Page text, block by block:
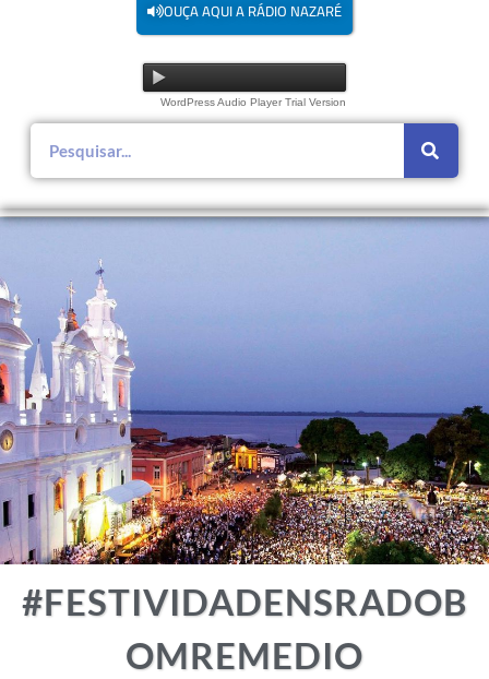
OUÇA AQUI A RÁDIO NAZARÉ
WordPress Audio Player Trial Version
#FESTIVIDADENSRADOB
OMREMEDIO